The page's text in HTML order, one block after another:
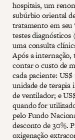
hospitais, um
subúrbio oriental
tratamento em seu
testes diagnósticos
uma consulta
Após a internação,
contar o custo de
cada paciente:
unidade de terapia
de ventilador; e
quando for
pelo Fundo
desconto de 30%.
oxigenação